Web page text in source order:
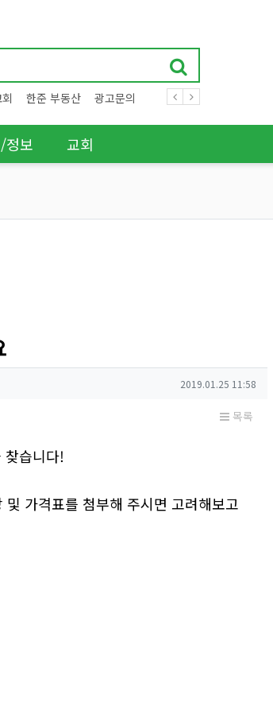
한준 부동산 광고문의
정보 교회
작성일
2019.01.25 11:58
목록
찾습니다!
가격표를 첨부해 주시면 고려해보고